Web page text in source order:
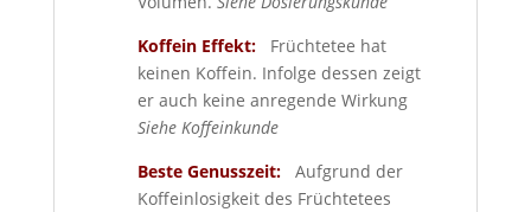
Koffein Effekt:
Früchtetee hat
keinen Koffein. Infolge dessen zeigt
er auch keine anregende Wirkung
Siehe Koffeinkunde
Beste Genusszeit:Aufgrund der
Koffeinlosigkeit des Früchtetees